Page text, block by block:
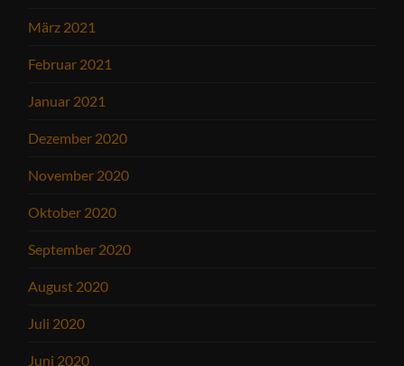
März 2021
Februar 2021
Januar 2021
Dezember 2020
November 2020
Oktober 2020
September 2020
August 2020
Juli 2020
Juni 2020